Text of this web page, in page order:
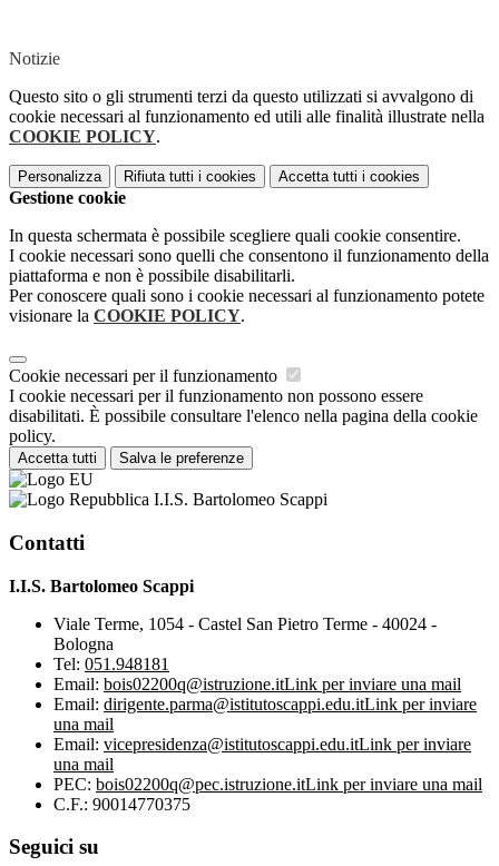
Notizie
Questo sito o gli strumenti terzi da questo utilizzati si avvalgono di
cookie necessari al funzionamento ed utili alle finalità illustrate nella
COOKIE POLICY.
Personalizza Rifiuta tutti i cookies Accetta tutti i cookies
Gestione cookie
In questa schermata è possibile scegliere quali cookie consentire.
I cookie necessari sono quelli che consentono il funzionamento della
piattaforma e non è possibile disabilitarli.
Per conoscere quali sono i cookie necessari al funzionamento potete
visionare la COOKIE POLICY.
Cookie necessari per il funzionamento
I cookie necessari per il funzionamento non possono essere
disabilitati. È possibile consultare l'elenco nella pagina della cookie
policy.
Accetta tutti Salva le preferenze
I.I.S. Bartolomeo Scappi
Contatti
I.I.S. Bartolomeo Scappi
Viale Terme, 1054 - Castel San Pietro Terme - 40024 -
Bologna
Tel: 051.948181
Email: bois02200q@istruzione.itLink per inviare una mail
Email: dirigente.parma@istitutoscappi.edu.itLink per inviare
una mail
Email: vicepresidenza@istitutoscappi.edu.itLink per inviare
una mail
PEC: bois02200q@pec.istruzione.itLink per inviare una mail
C.F.: 90014770375
Seguici su